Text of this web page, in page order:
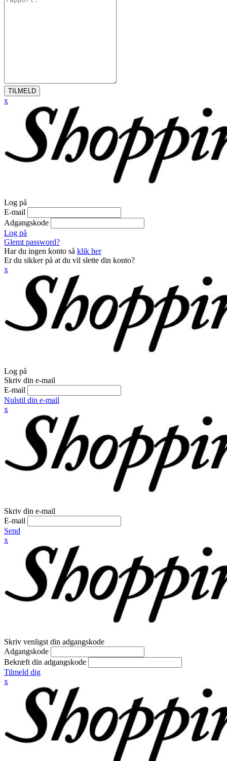
TILMELD
x
Log på
E-mail
Adgangskode
Log på
Glemt password?
Har du ingen konto så klik her
Er du sikker på at du vil slette din konto?
x
Log på
Skriv din e-mail
E-mail
Nulstil din e-mail
x
Skriv din e-mail
E-mail
Send
x
Skriv venligst din adgangskode
Adgangskode
Bekræft din adgangskode
Tilmeld dig
x